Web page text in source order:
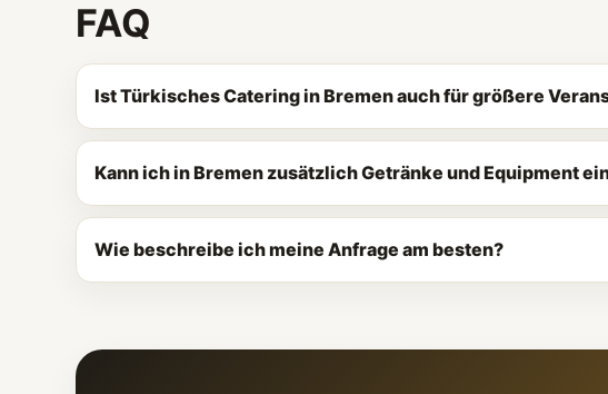
FAQ
Ist Türkisches Catering in Bremen auch für größere
Kann ich in Bremen zusätzlich Getränke und Equipment
Wie beschreibe ich meine Anfrage am besten?